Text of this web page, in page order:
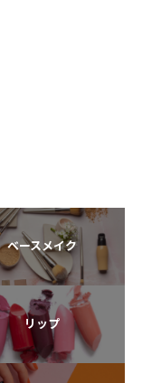
ベースメイク
リップ